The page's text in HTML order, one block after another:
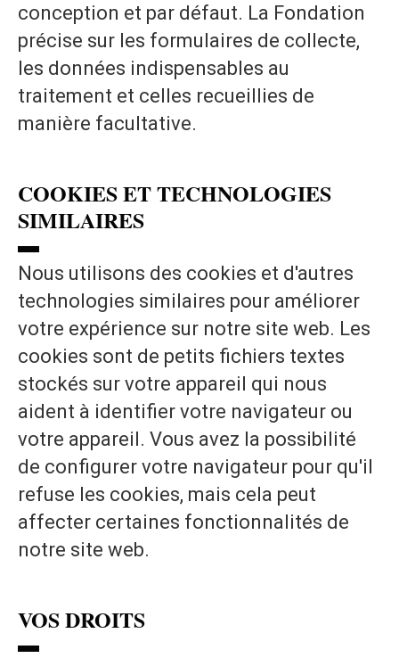
conception et par défaut. La Fondation
précise sur les formulaires de collecte,
les données indispensables au
traitement et celles recueillies de
manière facultative.
COOKIES ET TECHNOLOGIES
SIMILAIRES
▬
Nous utilisons des cookies et d'autres
technologies similaires pour améliorer
votre expérience sur notre site web. Les
cookies sont de petits fichiers textes
stockés sur votre appareil qui nous
aident à identifier votre navigateur ou
votre appareil. Vous avez la possibilité
de configurer votre navigateur pour qu'il
refuse les cookies, mais cela peut
affecter certaines fonctionnalités de
notre site web.
VOS DROITS
▬